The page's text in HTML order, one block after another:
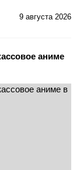
9 августа 2026
аниме